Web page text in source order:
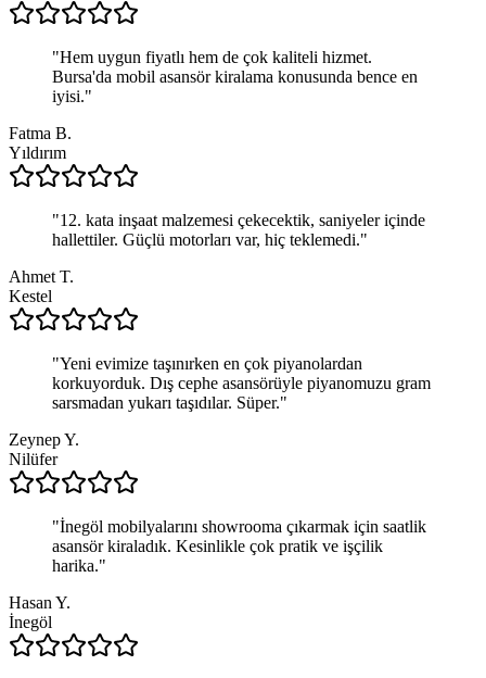
"Hem uygun fiyatlı hem de çok kaliteli hizmet.
Bursa'da mobil asansör kiralama konusunda bence en
iyisi."
Fatma B.
Yıldırım
"12. kata inşaat malzemesi çekecektik, saniyeler içinde
hallettiler. Güçlü motorları var, hiç teklemedi."
Ahmet T.
Kestel
"Yeni evimize taşınırken en çok piyanolardan
korkuyorduk. Dış cephe asansörüyle piyanomuzu gram
sarsmadan yukarı taşıdılar. Süper."
Zeynep Y.
Nilüfer
"İnegöl mobilyalarını showrooma çıkarmak için saatlik
asansör kiraladık. Kesinlikle çok pratik ve işçilik
harika."
Hasan Y.
İnegöl